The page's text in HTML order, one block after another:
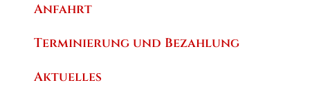
Anfahrt
Terminierung und Bezahlung
Aktuelles